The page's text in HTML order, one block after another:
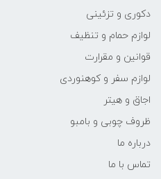
دکوری و تزئینی
لوازم حمام و تنظیف
قوانین و مقرارت
لوازم سفر و کوهنوردی
اجاق و هیتر
ظروف چوبی و بامبو
درباره ما
تماس با ما